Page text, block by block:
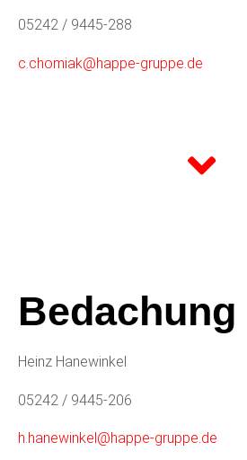
05242 / 9445-288
c.chomiak@happe-gruppe.de
Bedachung
Heinz Hanewinkel
05242 / 9445-206
h.hanewinkel@happe-gruppe.de